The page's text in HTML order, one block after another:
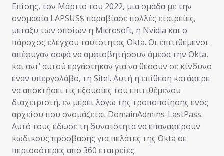
Επίσης, τον Μάρτιο του 2022, μια ομάδα με την
ονομασία LAPSUS$ παραβίασε πολλές εταιρείες,
μεταξύ των οποίων η Microsoft, η Nvidia και ο
πάροχος ελέγχου ταυτότητας Okta. Οι επιτιθέμενοι
απέφυγαν σοφά να αμφισβητήσουν άμεσα την Okta,
και αντ’ αυτού εργάστηκαν για να θέσουν σε κίνδυνο
έναν υπεργολάβο, τη Sitel. Αυτή η επίθεση κατάφερε
να αποκτήσει τις εξουσίες του επιτιθέμενου
διαχειριστή, εν μέρει λόγω της τροποποίησης ενός
αρχείου που ονομάζεται DomainAdmins-LastPass.
Αυτό τους έδωσε τη δυνατότητα να επαναφέρουν
κωδικούς πρόσβασης για πελάτες της Okta σε
περισσότερες από 360 εταιρείες.